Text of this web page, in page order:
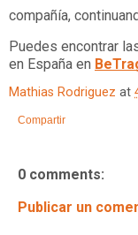
compañía,
Puedes encontrar
en España en
Mathias Rodriguez at
Compartir
0 comments:
Publicar un